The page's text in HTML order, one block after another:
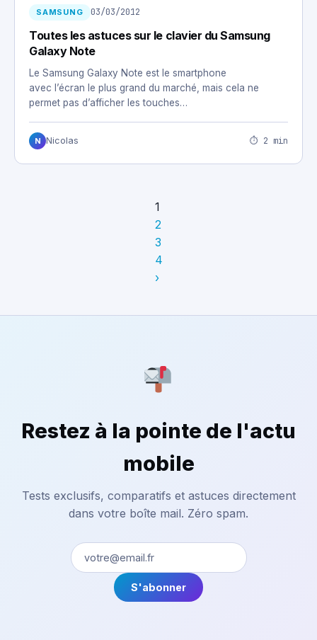
SAMSUNG 03/03/2012
Toutes les astuces sur le clavier du Samsung
Galaxy Note
Le Samsung Galaxy Note est le smartphone
avec l’écran le plus grand du marché, mais cela ne
permet pas d’afficher les touches…
N Nicolas ⏱ 2 min
1
2
3
4
›
Restez à la pointe de l'actu
mobile
Tests exclusifs, comparatifs et astuces directement
dans votre boîte mail. Zéro spam.
S'abonner